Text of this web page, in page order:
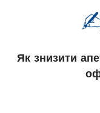
Як знизити